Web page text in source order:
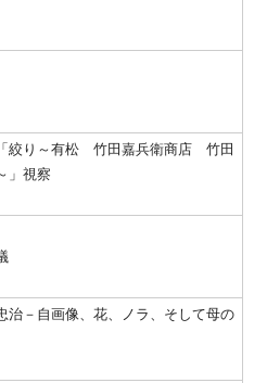
絞り～有松 竹田嘉兵衛商店 竹田
」視察
治－自画像、花、ノラ、そして母の